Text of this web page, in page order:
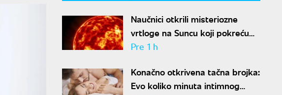
Naučnici otkrili misteriozne
vrtloge na Suncu koji pokreću
solarne baklje
Pre 1 h
Konačno otkrivena tačna brojka:
Evo koliko minuta intimnog